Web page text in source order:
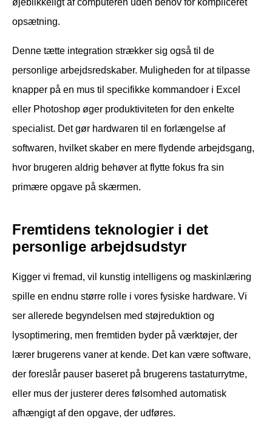
øjeblikkeligt af computeren uden behov for kompliceret
opsætning.
Denne tætte integration strækker sig også til de
personlige arbejdsredskaber. Muligheden for at tilpasse
knapper på en mus til specifikke kommandoer i Excel
eller Photoshop øger produktiviteten for den enkelte
specialist. Det gør hardwaren til en forlængelse af
softwaren, hvilket skaber en mere flydende arbejdsgang,
hvor brugeren aldrig behøver at flytte fokus fra sin
primære opgave på skærmen.
Fremtidens teknologier i det
personlige arbejdsudstyr
Kigger vi fremad, vil kunstig intelligens og maskinlæring
spille en endnu større rolle i vores fysiske hardware. Vi
ser allerede begyndelsen med støjreduktion og
lysoptimering, men fremtiden byder på værktøjer, der
lærer brugerens vaner at kende. Det kan være software,
der foreslår pauser baseret på brugerens tastaturrytme,
eller mus der justerer deres følsomhed automatisk
afhængigt af den opgave, der udføres.